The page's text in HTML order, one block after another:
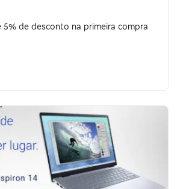
5% de desconto na primeira compra